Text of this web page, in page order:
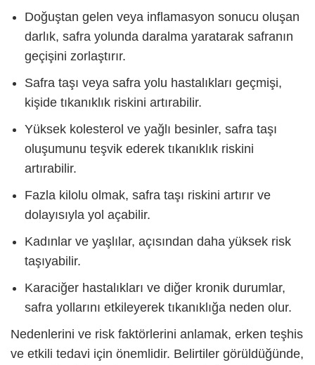
Doğuştan gelen veya inflamasyon sonucu oluşan
darlık, safra yolunda daralma yaratarak safranın
geçişini zorlaştırır.
Safra taşı veya safra yolu hastalıkları geçmişi,
kişide tıkanıklık riskini artırabilir.
Yüksek kolesterol ve yağlı besinler, safra taşı
oluşumunu teşvik ederek tıkanıklık riskini
artırabilir.
Fazla kilolu olmak, safra taşı riskini artırır ve
dolayısıyla yol açabilir.
Kadınlar ve yaşlılar, açısından daha yüksek risk
taşıyabilir.
Karaciğer hastalıkları ve diğer kronik durumlar,
safra yollarını etkileyerek tıkanıklığa neden olur.
Nedenlerini ve risk faktörlerini anlamak, erken teşhis
ve etkili tedavi için önemlidir. Belirtiler görüldüğünde,